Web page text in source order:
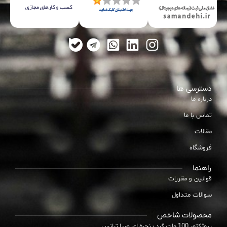
دسترسی ها
درباره ما
تماس با ما
مقالات
فروشگاه
راهنما
قوانین و مقررات
سوالات متداول
محصولات شاخص